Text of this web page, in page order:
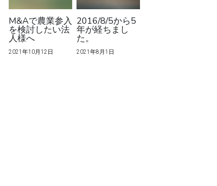
M&Aで農業参入
を検討したい法
人様へ
2021年10月12日
2016/8/5から5
年が経ちまし
た。
2021年8月1日